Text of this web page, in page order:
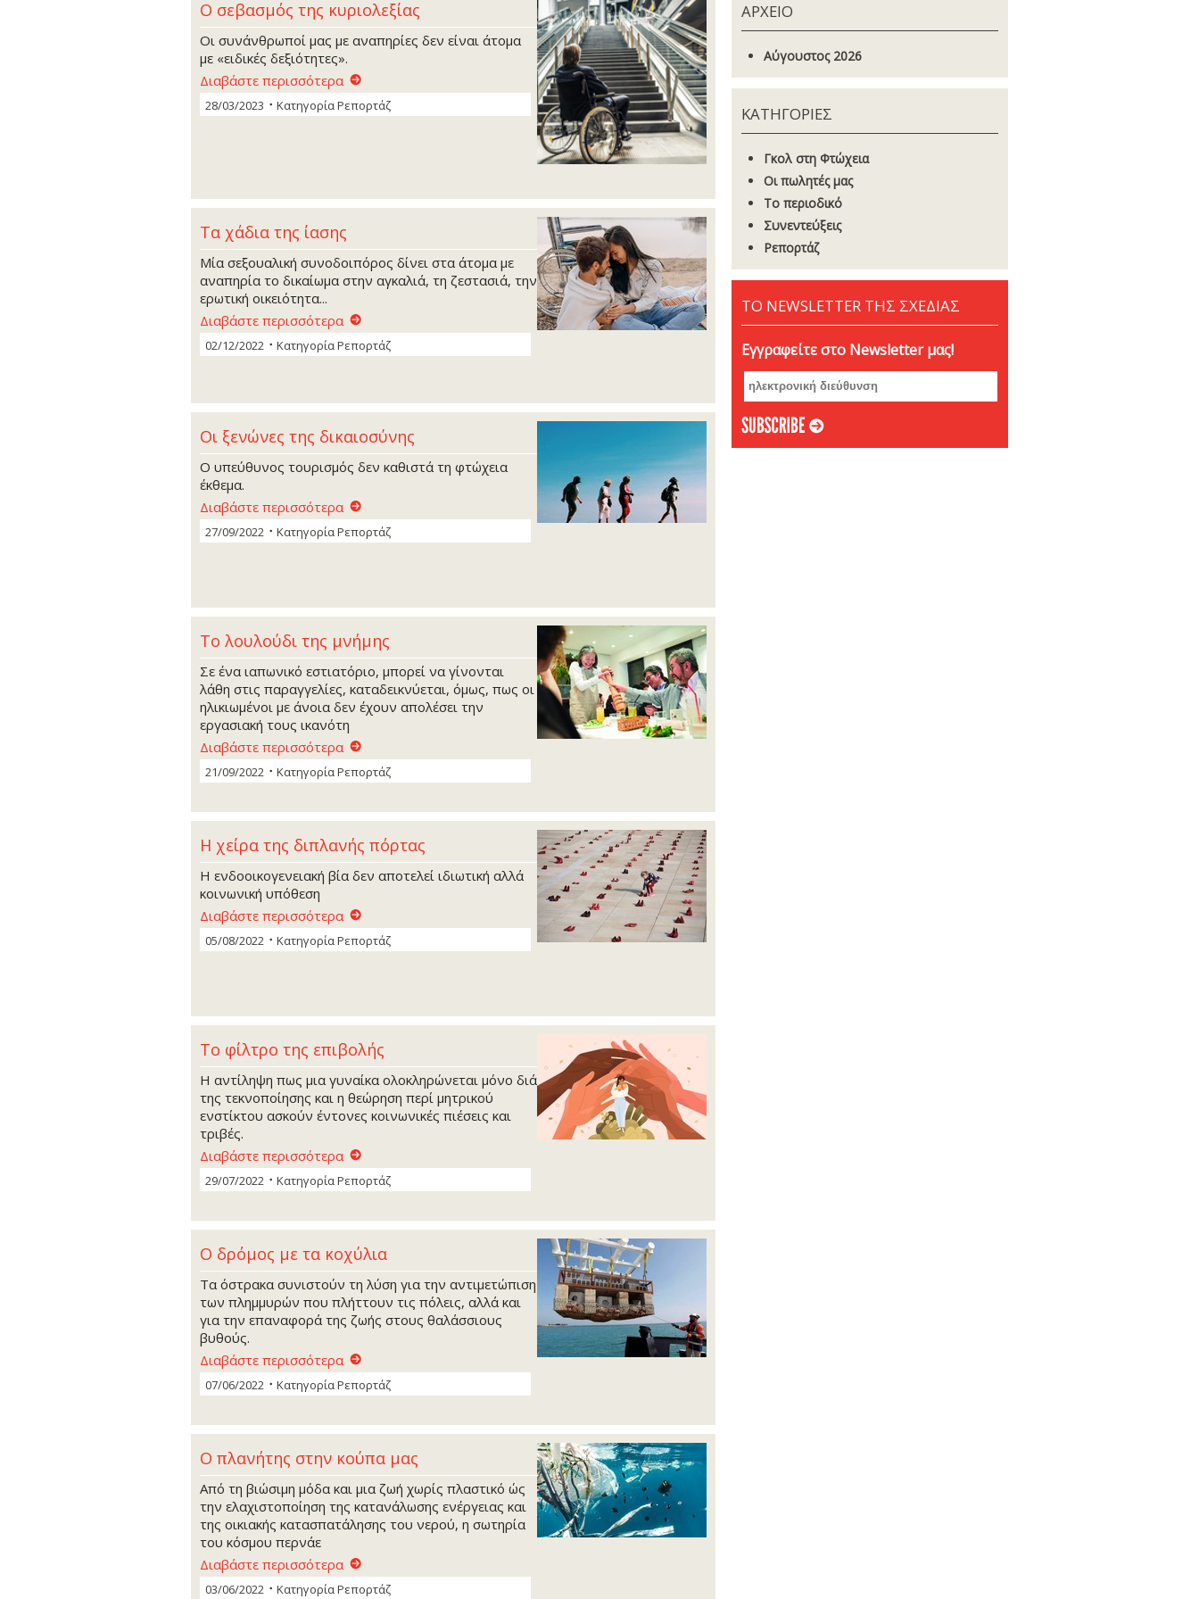
Ο σεβασμός της κυριολεξίας
Οι συνάνθρωποί μας με αναπηρίες δεν είναι άτομα
με «ειδικές δεξιότητες».
Διαβάστε περισσότερα
28/03/2023 ΚατηγορίαΡεπορτάζ
Τα χάδια της ίασης
Μία σεξουαλική συνοδοιπόρος δίνει στα άτομα με
αναπηρία το δικαίωμα στην αγκαλιά, τη ζεστασιά, την
ερωτική οικειότητα...
Διαβάστε περισσότερα
02/12/2022 ΚατηγορίαΡεπορτάζ
Οι ξενώνες της δικαιοσύνης
Ο υπεύθυνος τουρισμός δεν καθιστά τη φτώχεια
έκθεμα.
Διαβάστε περισσότερα
27/09/2022 ΚατηγορίαΡεπορτάζ
Το λουλούδι της μνήμης
Σε ένα ιαπωνικό εστιατόριο, μπορεί να γίνονται
λάθη στις παραγγελίες, καταδεικνύεται, όμως, πως οι
ηλικιωμένοι με άνοια δεν έχουν απολέσει την
εργασιακή τους ικανότη
Διαβάστε περισσότερα
21/09/2022 ΚατηγορίαΡεπορτάζ
Η χείρα της διπλανής πόρτας
Η ενδοοικογενειακή βία δεν αποτελεί ιδιωτική αλλά
κοινωνική υπόθεση
Διαβάστε περισσότερα
05/08/2022 ΚατηγορίαΡεπορτάζ
Το φίλτρο της επιβολής
Η αντίληψη πως μια γυναίκα ολοκληρώνεται μόνο διά
της τεκνοποίησης και η θεώρηση περί μητρικού
ενστίκτου ασκούν έντονες κοινωνικές πιέσεις και
τριβές.
Διαβάστε περισσότερα
29/07/2022 ΚατηγορίαΡεπορτάζ
Ο δρόμος με τα κοχύλια
Τα όστρακα συνιστούν τη λύση για την αντιμετώπιση
των πλημμυρών που πλήττουν τις πόλεις, αλλά και
για την επαναφορά της ζωής στους θαλάσσιους
βυθούς.
Διαβάστε περισσότερα
07/06/2022 ΚατηγορίαΡεπορτάζ
Ο πλανήτης στην κούπα μας
Από τη βιώσιμη μόδα και μια ζωή χωρίς πλαστικό ώς
την ελαχιστοποίηση της κατανάλωσης ενέργειας και
της οικιακής κατασπατάλησης του νερού, η σωτηρία
του κόσμου περνάε
Διαβάστε περισσότερα
03/06/2022 ΚατηγορίαΡεπορτάζ
ΑΡΧΕΙΟ
Αύγουστος 2026
ΚΑΤΗΓΟΡΙΕΣ
Γκoλ στη Φτώχεια
Οι πωλητές μας
Το περιοδικό
Συνεντεύξεις
Ρεπορτάζ
ΤΟ NEWSLETTER ΤΗΣ ΣΧΕΔΙΑΣ
Εγγραφείτε στο Newsletter μας!